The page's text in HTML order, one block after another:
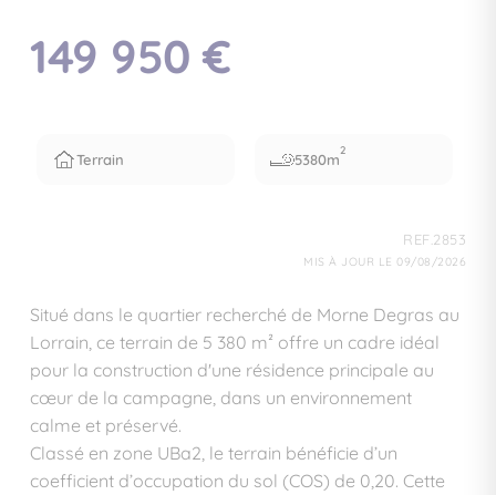
149 950 €
Terrain 5380m
2
REF.2853
MIS À JOUR LE 09/08/2026
Situé dans le quartier recherché de Morne Degras au
Lorrain, ce terrain de 5 380 m² offre un cadre idéal
pour la construction d'une résidence principale au
cœur de la campagne, dans un environnement
calme et préservé.
Classé en zone UBa2, le terrain bénéficie d’un
coefficient d’occupation du sol (COS) de 0,20. Cette